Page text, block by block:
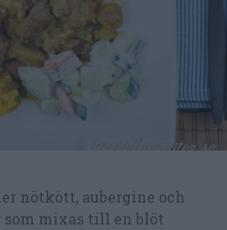
nötkött, aubergine och
mixas till en blöt